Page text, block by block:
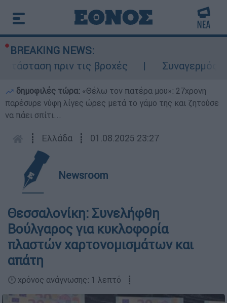
BREAKING NEWS:
πριν τις βροχές
Συναγερμός
δημοφιλές τώρα: «Θέλω τον πατέρα μου»: 27χρονη
παρέσυρε νύφη λίγες ώρες μετά το γάμο της και ζητούσε
να πάει σπίτι...
┋ Ελλάδα ┋ 01.08.2025 23:27
Newsroom
Θεσσαλονίκη: Συνελήφθη
Βούλγαρος για κυκλοφορία
πλαστών χαρτονομισμάτων και
απάτη
🕛 χρόνος ανάγνωσης: 1 λεπτό ┋